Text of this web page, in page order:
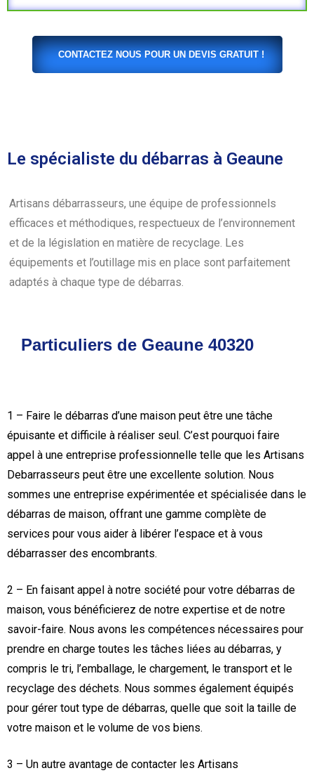
CONTACTEZ NOUS POUR UN DEVIS GRATUIT !
Le spécialiste du débarras à Geaune
Artisans débarrasseurs, une équipe de professionnels
efficaces et méthodiques, respectueux de l’environnement
et de la législation en matière de recyclage. Les
équipements et l’outillage mis en place sont parfaitement
adaptés à chaque type de débarras.
Particuliers de Geaune 40320
1 – Faire le débarras d’une maison peut être une tâche
épuisante et difficile à réaliser seul. C’est pourquoi faire
appel à une entreprise professionnelle telle que les Artisans
Debarrasseurs peut être une excellente solution. Nous
sommes une entreprise expérimentée et spécialisée dans le
débarras de maison, offrant une gamme complète de
services pour vous aider à libérer l’espace et à vous
débarrasser des encombrants.
2 – En faisant appel à notre société pour votre débarras de
maison, vous bénéficierez de notre expertise et de notre
savoir-faire. Nous avons les compétences nécessaires pour
prendre en charge toutes les tâches liées au débarras, y
compris le tri, l’emballage, le chargement, le transport et le
recyclage des déchets. Nous sommes également équipés
pour gérer tout type de débarras, quelle que soit la taille de
votre maison et le volume de vos biens.
3 – Un autre avantage de contacter les Artisans